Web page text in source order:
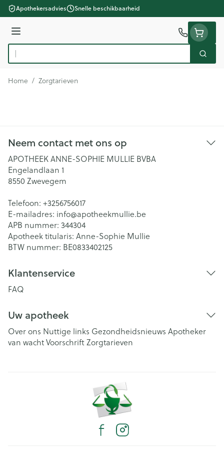
Ga naar de inhoud
Apothekersadvies Snelle beschikbaarheid
Menu
Product, merk, categorie... Zoek
Home / Zorgtarieven
Neem contact met ons op
APOTHEEK ANNE-SOPHIE MULLIE BVBA
Engelandlaan 1
8550 Zwevegem
Telefoon: +3256756017
E-mailadres: info@apotheekmullie.be
APB nummer: 344304
Apotheek titularis: Anne-Sophie Mullie
BTW nummer: BE0833402125
Klantenservice
FAQ
Uw apotheek
Over ons Nuttige links Gezondheidsnieuws Apotheker
van wachtVoorschriftZorgtarieven